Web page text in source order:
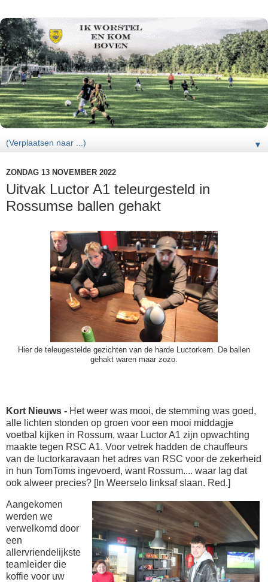
▼
ZONDAG 13 NOVEMBER 2022
Uitvak Luctor A1 teleurgesteld in
Rossumse ballen gehakt
Hier de teleugestelde gezichten van de harde Luctorkern. De ballen
gehakt waren maar zozo.
Kort Nieuws - Het weer was mooi, de stemming was goed,
alle lichten stonden op groen voor een mooi middagje
voetbal kijken in Rossum, waar Luctor A1 zijn opwachting
maakte tegen RSC A1. Voor vetrek hadden de chauffeurs
van de luctorkaravaan het adres van RSC voor de zekerheid
in hun TomToms ingevoerd, want Rossum.... waar lag dat
ook alweer precies? [In Weerselo linksaf slaan. Red.]
Aangekomen
werden we
verwelkomd door
een
allervriendelijkste
teamleider die
koffie voor uw